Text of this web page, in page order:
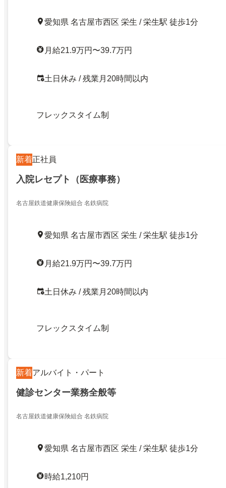
愛知県 名古屋市西区 栄生 / 栄生駅 徒歩1分
月給21.9万円〜39.7万円
土日休み / 残業月20時間以内
フレックスタイム制
新着正社員
入院レセプト（医療事務）
名古屋鉄道健康保険組合 名鉄病院
愛知県 名古屋市西区 栄生 / 栄生駅 徒歩1分
月給21.9万円〜39.7万円
土日休み / 残業月20時間以内
フレックスタイム制
新着アルバイト・パート
健診センター業務全般等
名古屋鉄道健康保険組合 名鉄病院
愛知県 名古屋市西区 栄生 / 栄生駅 徒歩1分
時給1,210円